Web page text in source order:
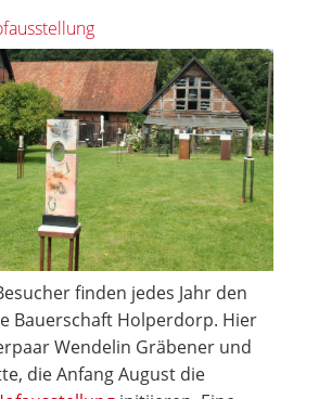
finden jedes Jahr den
Bauerschaft Holperdorp. Hier
Wendelin Gräbener und
die Anfang August die